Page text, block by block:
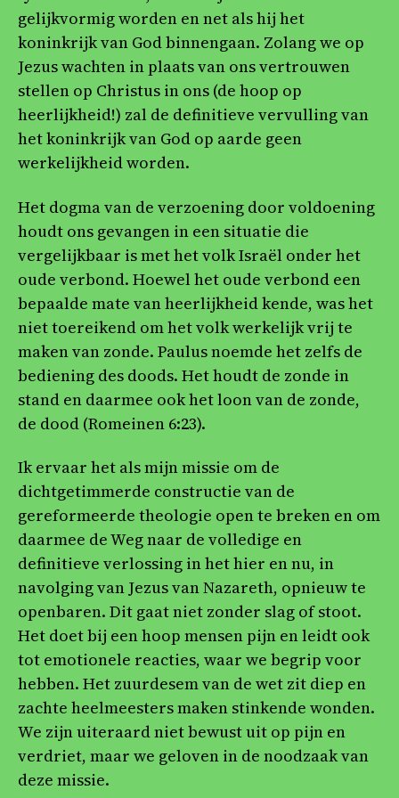
gelijkvormig worden en net als hij het
koninkrijk van God binnengaan. Zolang we op
Jezus wachten in plaats van ons vertrouwen
stellen op Christus in ons (de hoop op
heerlijkheid!) zal de definitieve vervulling van
het koninkrijk van God op aarde geen
werkelijkheid worden.
Het dogma van de verzoening door voldoening
houdt ons gevangen in een situatie die
vergelijkbaar is met het volk Israël onder het
oude verbond. Hoewel het oude verbond een
bepaalde mate van heerlijkheid kende, was het
niet toereikend om het volk werkelijk vrij te
maken van zonde. Paulus noemde het zelfs de
bediening des doods. Het houdt de zonde in
stand en daarmee ook het loon van de zonde,
de dood (Romeinen 6:23).
Ik ervaar het als mijn missie om de
dichtgetimmerde constructie van de
gereformeerde theologie open te breken en om
daarmee de Weg naar de volledige en
definitieve verlossing in het hier en nu, in
navolging van Jezus van Nazareth, opnieuw te
openbaren. Dit gaat niet zonder slag of stoot.
Het doet bij een hoop mensen pijn en leidt ook
tot emotionele reacties, waar we begrip voor
hebben. Het zuurdesem van de wet zit diep en
zachte heelmeesters maken stinkende wonden.
We zijn uiteraard niet bewust uit op pijn en
verdriet, maar we geloven in de noodzaak van
deze missie.